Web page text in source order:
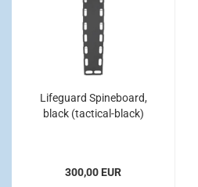
Lifeguard Spineboard,
black (tactical-black)
300,00 EUR